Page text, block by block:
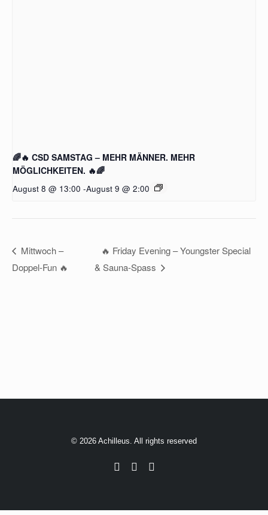
🌈🔥 CSD SAMSTAG – MEHR MÄNNER. MEHR
MÖGLICHKEITEN. 🔥🌈
August 8 @ 13:00 -August 9 @ 2:00
Mittwoch –
Doppel-Fun 🔥
🔥 Friday Evening – Youngster Special
& Sauna-Spass
© 2026 Achilleus. All rights reserved